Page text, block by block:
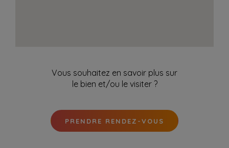
Vous souhaitez en savoir plus sur
le bien et/ou le visiter ?
PRENDRE RENDEZ-VOUS